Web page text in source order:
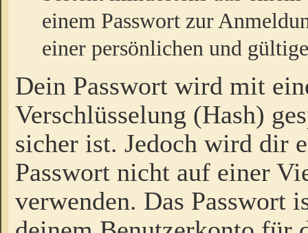
einem Passwort zur
einer persönlichen und
Dein Passwort wird mit
Verschlüsselung (Hash)
sicher ist. Jedoch wird dir
Passwort nicht auf einer
verwenden. Das Passwort